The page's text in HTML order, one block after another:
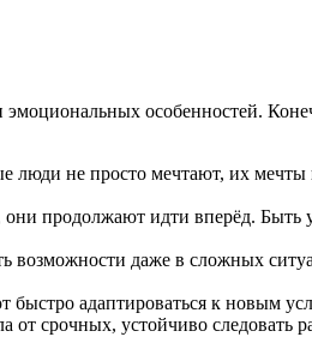
особенностей.
люди не просто мечтают, их
они продолжают идти вперёд.
возможности даже в сложных
адаптироваться к новым
от срочных, устойчиво следовать